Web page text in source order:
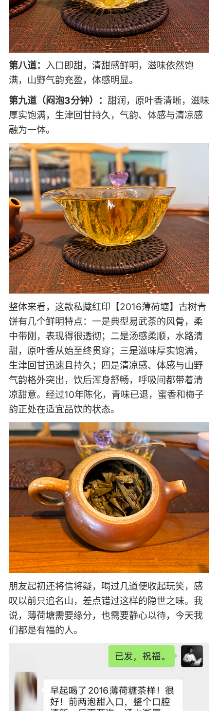
第八道： 入口即甜，清甜感鲜明，滋味依然饱
满，山野气韵充盈，体感明显。
第九道（闷泡3分钟）： 甜润，原叶香清晰，滋味
厚实饱满，生津回甘持久，气韵、体感与清凉感
融为一体。
整体来看，这款私藏红印【2016薄荷塘】古树青
饼有几个鲜明特点：一是典型易武茶的风骨，柔
中带刚，表现得很透彻；二是汤感柔顺，水路清
甜，原叶香从始至终贯穿；三是滋味厚实饱满，
生津回甘迅速且持久；四是清凉感、体感与山野
气韵格外突出，饮后浑身舒畅，呼吸间都带着清
凉甜意。经过10年陈化，青味已退，蜜香和梅子
韵正处在适宜品饮的状态。
朋友起初还将信将疑，喝过几道便收起玩笑，感
叹以前只追名山，差点错过这样的隐世之味。我
说，薄荷塘需要缘分，也需要静心以待，今天我
们都是有福的人。